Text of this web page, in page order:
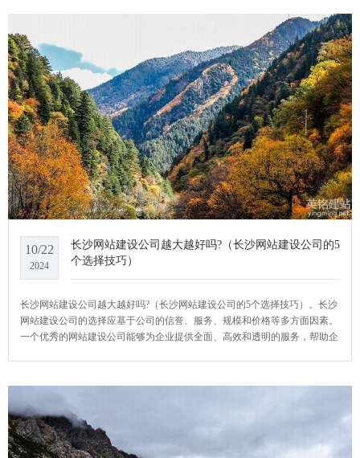
10/22
2024
长沙网站建设公司越大越好吗?（长沙网站建设公司的5
个选择技巧）
长沙网站建设公司越大越好吗?（长沙网站建设公司的5个选择技巧）。长沙
网站建设公司的选择应基于公司的信誉、服务、规模和价格等多方面因素。
一个优秀的网站建设公司能够为企业提供全面、高效和透明的服务，帮助企